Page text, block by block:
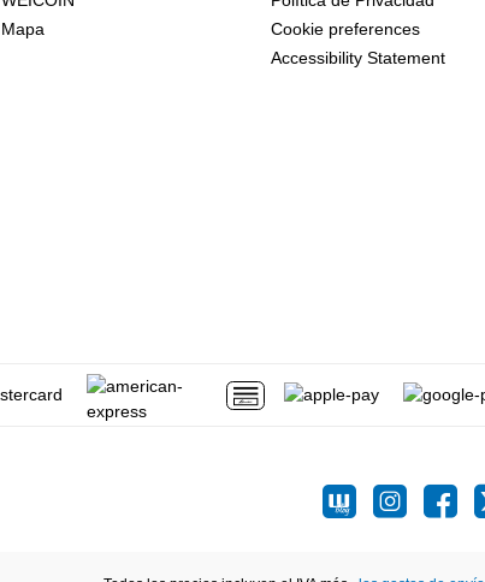
Mapa
Cookie preferences
Accessibility Statement